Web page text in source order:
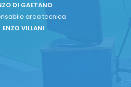
DI GAETANO
area tecnica
ENZO VILLANI